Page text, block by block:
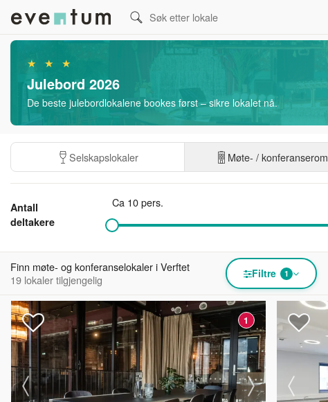
★ ★ ★
Julebord 2026
De beste julebordlokalene bookes først – sikre lokalet nå.
Selskapslokaler Møte- / konferanserom
Antall
deltakere
Ca 10 pers.
Finn møte- og konferanselokaler i Verftet
19 lokaler tilgjengelig
Filtre 1
1